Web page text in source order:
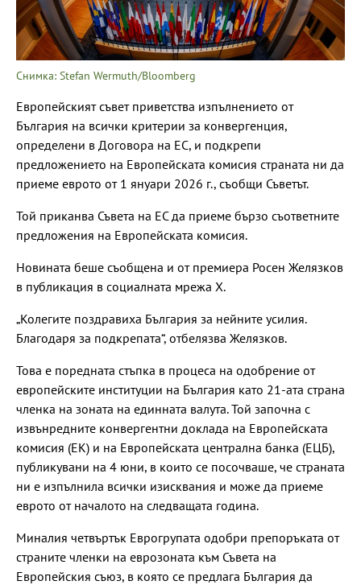
Снимка: Stefan Wermuth/Bloomberg
Европейският съвет приветства изпълнението от
България на всички критерии за конвергенция,
определени в Договора на ЕС, и подкрепи
предложението на Европейската комисия страната ни да
приеме еврото от 1 януари 2026 г., съобщи Съветът.
Той приканва Съвета на ЕС да приеме бързо съответните
предложения на Европейската комисия.
Новината беше съобщена и от премиера Росен Желязков
в публикация в социалната мрежа Х.
„Колегите поздравиха България за нейните усилия.
Благодаря за подкрепата“, отбелязва Желязков.
Това е поредната стъпка в процеса на одобрение от
европейските институции на България като 21-ата страна
членка на зоната на единната валута. Той започна с
извънредните конвергентни доклада на Европейската
комисия (ЕК) и на Европейската централна банка (ЕЦБ),
публикувани на 4 юни, в които се посочваше, че страната
ни е изпълнила всички изисквания и може да приеме
еврото от началото на следващата година.
Миналия четвъртък Еврогрупата одобри препоръката от
страните членки на еврозоната към Съвета на
Европейския съюз, в която се предлага България да